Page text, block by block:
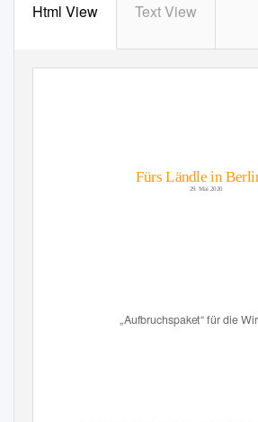
Html View Text View
Fürs Ländle in
29. Mai 2020
„Aufbruchspaket“ für die